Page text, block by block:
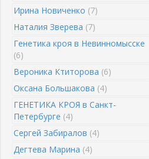
Ирина Новиченко (7)
Наталия Зверева (7)
Генетика кроя в Невинномысске
(6)
Вероника Ктиторова (6)
Оксана Большакова (4)
ГЕНЕТИКА КРОЯ в Санкт-
Петербурге (4)
Сергей Забиралов (4)
Дегтева Марина (4)